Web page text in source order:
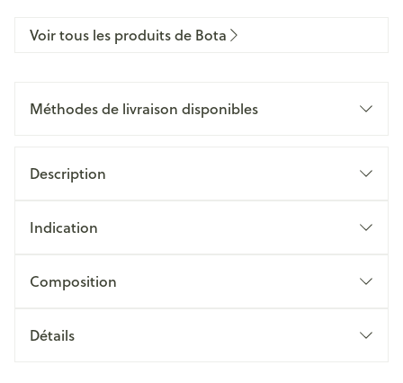
Voir tous les produits de Bota
Méthodes de livraison disponibles
Description
Indication
Composition
Détails